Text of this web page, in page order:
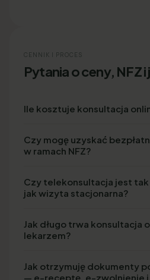
CENNIK I PROCES
Pytania o ceny, NFZ i
Ile kosztuje konsultacja
Czy mogę uzyskać
w ramach NFZ?
Czy telekonsultacja jest
jak wizyta stacjonarna?
Jak długo trwa konsultacja
lekarzem?
Jak otrzymuję dokumenty
— e-receptę, e-zwolnienie i